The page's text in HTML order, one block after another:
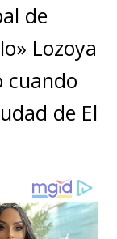
de
Lozoya
cuando
de El